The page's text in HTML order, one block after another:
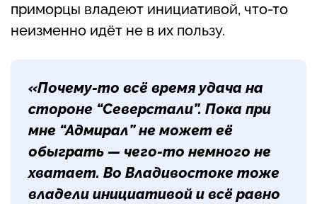
приморцы владеют инициативой, что-то
неизменно идёт не в их пользу.
«Почему-то всё время удача на
стороне “Северстали”. Пока при
мне “Адмирал” не может её
обыграть — чего-то немного не
хватает. Во Владивостоке тоже
владели инициативой и всё равно